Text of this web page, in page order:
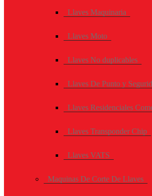
Llaves Maquinaria
Llaves Moto
Llaves No duplicables
Llaves De Punto y
Llaves Residenciales
Llaves Transponder Chip
Llaves VATS
Maquinas De Corte De Llaves